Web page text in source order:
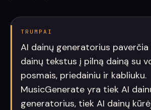
TRUMPAI
AI dainų generatorius
dainų tekstus į pilną dainą su
posmais, priedainiu ir kabliuku.
MusicGenerate yra tiek AI
generatorius, tiek AI dainų